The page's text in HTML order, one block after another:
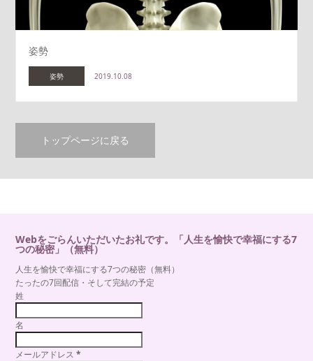
姿勢
姿勢 2019.10.08
トップページに戻る
Webをごらんいただいたお礼です。「人生を愉快で幸福にする7
つの秘密」（無料）
人生を愉快で幸福にする7つの秘密（無料）
たったの7回配信・そして完結の予定
姓
名
メールアドレス *